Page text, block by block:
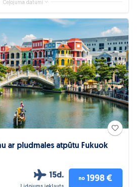
Ceļojuma datumi
ar pludmales atpūtu Fukuok
15d. no 1998 €